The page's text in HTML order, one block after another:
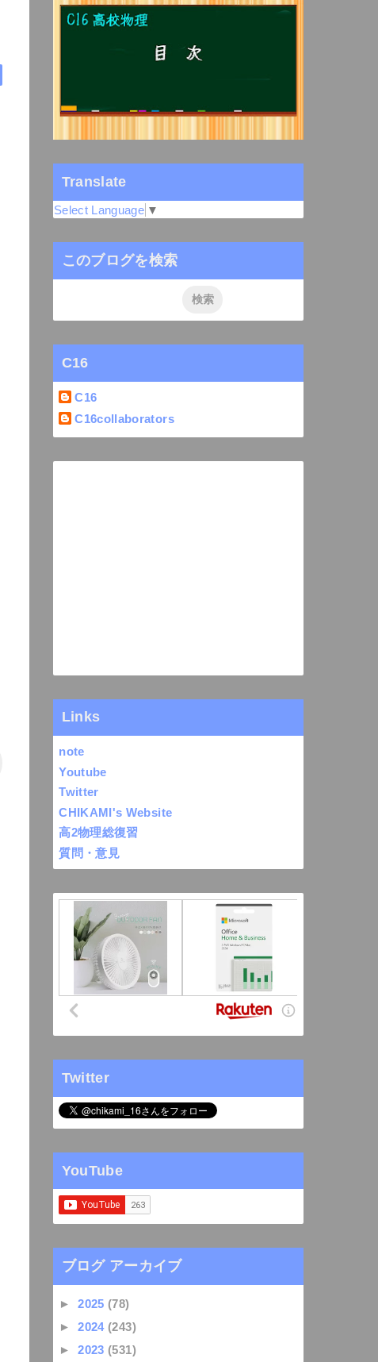
Translate
Select Language ▼
このブログを検索
C16
C16
C16collaborators
Links
note
Youtube
Twitter
CHIKAMI's Website
高2物理総復習
質問・意見
Twitter
YouTube
ブログ アーカイブ
►2025 (78)
►2024 (243)
►2023 (531)